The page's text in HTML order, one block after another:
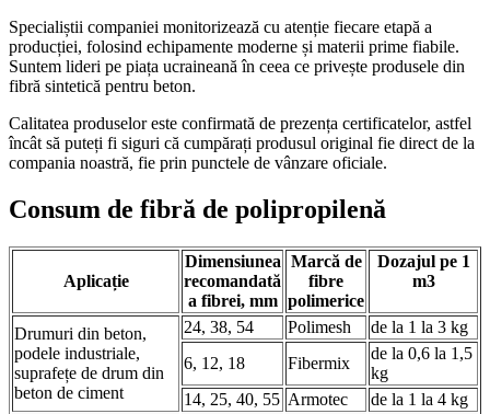
Specialiștii companiei monitorizează cu atenție fiecare etapă a
producției, folosind echipamente moderne și materii prime fiabile.
Suntem lideri pe piața ucraineană în ceea ce privește produsele din
fibră sintetică pentru beton.
Calitatea produselor este confirmată de prezența certificatelor, astfel
încât să puteți fi siguri că cumpărați produsul original fie direct de la
compania noastră, fie prin punctele de vânzare oficiale.
Consum de fibră de polipropilenă
Aplicație
Dimensiunea
recomandată
a fibrei, mm
Marcă de
fibre
polimerice
Dozajul pe 1
m3
Drumuri din beton,
podele industriale,
suprafețe de drum din
beton de ciment
24, 38, 54 Polimesh
de la 1 la 3 kg
6, 12, 18
Fibermix
de la 0,6 la 1,5
kg
14, 25, 40, 55 Armotec de la 1 la 4 kg